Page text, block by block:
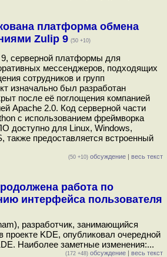
платформа обмена
Zulip 9 (50 +10)
9, серверной платформы для
мессенджеров, подходящих
сотрудников и групп
изначально был разработан
после её поглощения компанией
Apache 2.0. Код серверной части
с использованием фреймворка
доступно для Linux, Windows,
также предоставляется встроенный
(50 +10) обсуждение | весь текст
работа по
интерфейса пользователя
разработчик, занимающийся
проекте KDE, опубликовал очередной
Наиболее заметные изменения:...
(172 +48) обсуждение | весь текст